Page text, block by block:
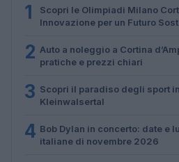
1
Scopri le Olimpiadi Milano
Innovazione per un Futuro
2 Auto a noleggio a Cortina
pratiche e prezzi chiari
3 Scopri il paradiso degli sport
Kleinwalsertal
4 Bob Dylan in concerto: date e
italiane di novembre 2026